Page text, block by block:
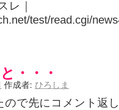
レ｜
test/read.cgi/
・・・
作成者: ひろしま
ので先にコメント返